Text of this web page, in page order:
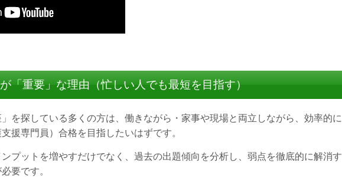
「重要」な理由（忙しい人でも最短を目指す）
を探している多くの方は、働きながら・家事や現場と両立しながら、効率的に
援専門員）合格を目指したいはずです。
プットを増やすだけでなく、過去の出題傾向を分析し、弱点を徹底的に解消す
要です。